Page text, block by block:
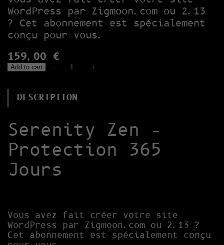
WordPress par Zigmoon.com ou 2.13
? Cet abonnement est spécialement
conçu pour vous.
159,00€
Add to cart
E
T
Y
Z
E
N
T
E
C
− +
DESCRIPTION
Serenity Zen –
Protection 365
Jours
Vous avez fait créer votre site
WordPress par Zigmoon.com ou 2.13 ?
Cet abonnement est spécialement conçu